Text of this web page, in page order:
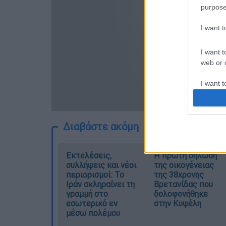
I want
I want
web or
I want
I want
I want
Διαβάστε ακόμη
Εκτελέσεις,
συλλήψεις και νέοι
περιορισμοί: Το
Ιράν σκληραίνει τη
γραμμή στο
εσωτερικό εν
μέσω πολέμου
Η πρώτη δήλωση
της οικογένειας
της 38χρονης
Βρετανίδας που
δολοφονήθηκε
στην Κυψέλη